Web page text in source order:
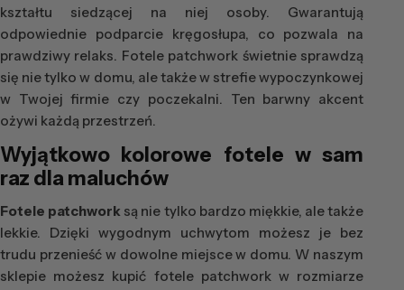
kształtu siedzącej na niej osoby. Gwarantują
odpowiednie podparcie kręgosłupa, co pozwala na
prawdziwy relaks. Fotele patchwork świetnie sprawdzą
się nie tylko w domu, ale także w strefie wypoczynkowej
w Twojej firmie czy poczekalni. Ten barwny akcent
ożywi każdą przestrzeń.
Wyjątkowo kolorowe fotele w sam
raz dla maluchów
Fotele patchwork są nie tylko bardzo miękkie, ale także
lekkie. Dzięki wygodnym uchwytom możesz je bez
trudu przenieść w dowolne miejsce w domu. W naszym
sklepie możesz kupić fotele patchwork w rozmiarze